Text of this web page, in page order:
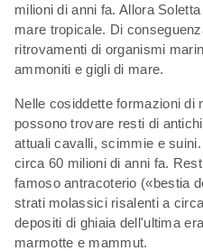
milioni di anni fa. Allora
mare tropicale. Di
ritrovamenti di organismi
ammoniti e gigli di mare.
Nelle cosiddette formazioni di
possono trovare resti di
attuali cavalli, scimmie e
circa 60 milioni di anni fa.
famoso antracoterio («bestia
strati molassici risalenti a
depositi di ghiaia dell'ultima
marmotte e mammut.